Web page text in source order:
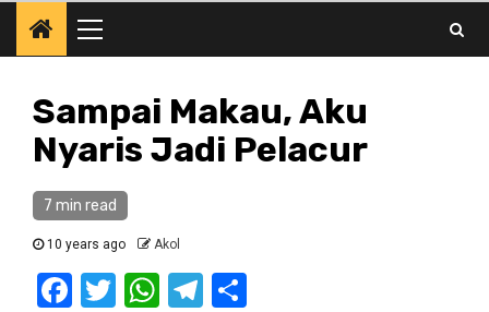
Primary
Menu
Sampai Makau, Aku
Nyaris Jadi Pelacur
7 min read
10 years ago Akol
Facebook
Twitter
WhatsApp
Telegram